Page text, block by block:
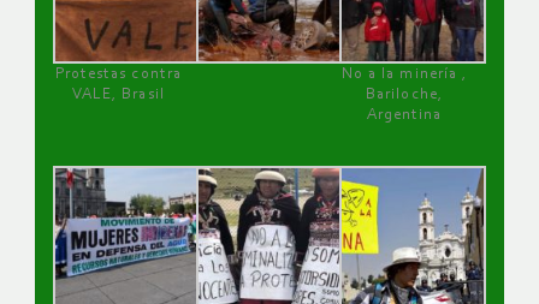
Protestas contra
VALE, Brasil
No a la minería ,
Bariloche,
Argentina